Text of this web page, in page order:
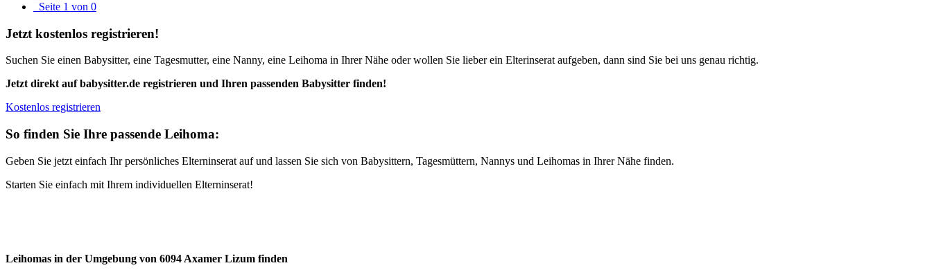
Seite 1 von 0
Jetzt kostenlos registrieren!
Suchen Sie einen Babysitter, eine Tagesmutter, eine Nanny, eine Leihoma in Ihrer Nähe oder wollen Sie lieber ein Elterinserat aufgeben, dann sind Sie bei uns genau richtig.
Jetzt direkt auf babysitter.de registrieren und Ihren passenden Babysitter finden!
Kostenlos registrieren
So finden Sie Ihre passende Leihoma:
Geben Sie jetzt einfach Ihr persönliches Elterninserat auf und lassen Sie sich von Babysittern, Tagesmüttern, Nannys und Leihomas in Ihrer Nähe finden.
Starten Sie einfach mit Ihrem individuellen Elterninserat!
Leihomas in der Umgebung von 6094 Axamer Lizum finden